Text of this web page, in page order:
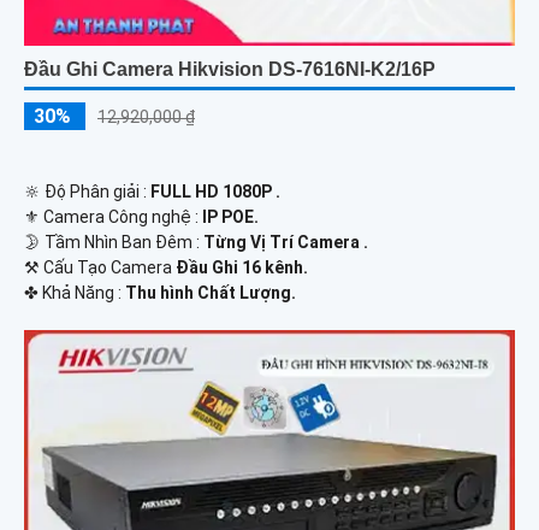
Đầu Ghi Camera Hikvision DS-7616NI-K2/16P
30% 12,920,000 ₫
🔆 Độ Phân giải : FULL HD 1080P .
⚜️ Camera Công nghệ :
IP POE.
🌛 Tầm Nhìn Ban Đêm : Từng Vị Trí Camera .
⚒ Cấu Tạo Camera Đầu Ghi 16 kênh.
️✤ Khả Năng : Thu hình Chất Lượng.